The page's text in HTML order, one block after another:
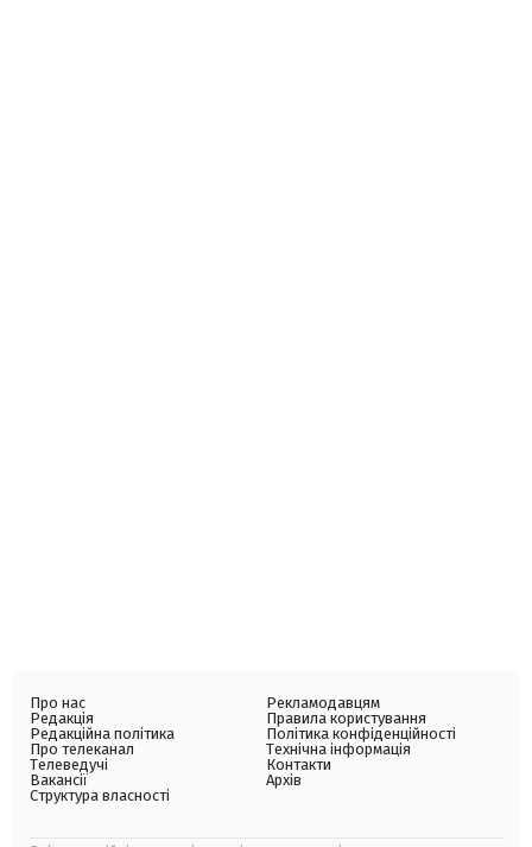
Про нас
Редакція
Редакційна політика
Про телеканал
Телеведучі
Вакансії
Структура власності
Рекламодавцям
Правила користування
Політика конфіденційності
Технічна інформація
Контакти
Архів